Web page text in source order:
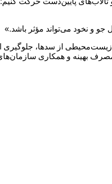
و نخود می‌تواند مؤثر باشد.»
از سدها، جلوگیری
بهینه و همکاری سازمان‌های